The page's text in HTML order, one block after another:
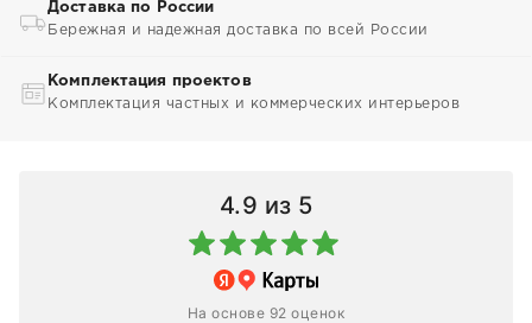
Доставка по России
Бережная и надежная доставка по всей России
Комплектация проектов
Комплектация частных и коммерческих интерьеров
4.9 из 5
На основе 92 оценок